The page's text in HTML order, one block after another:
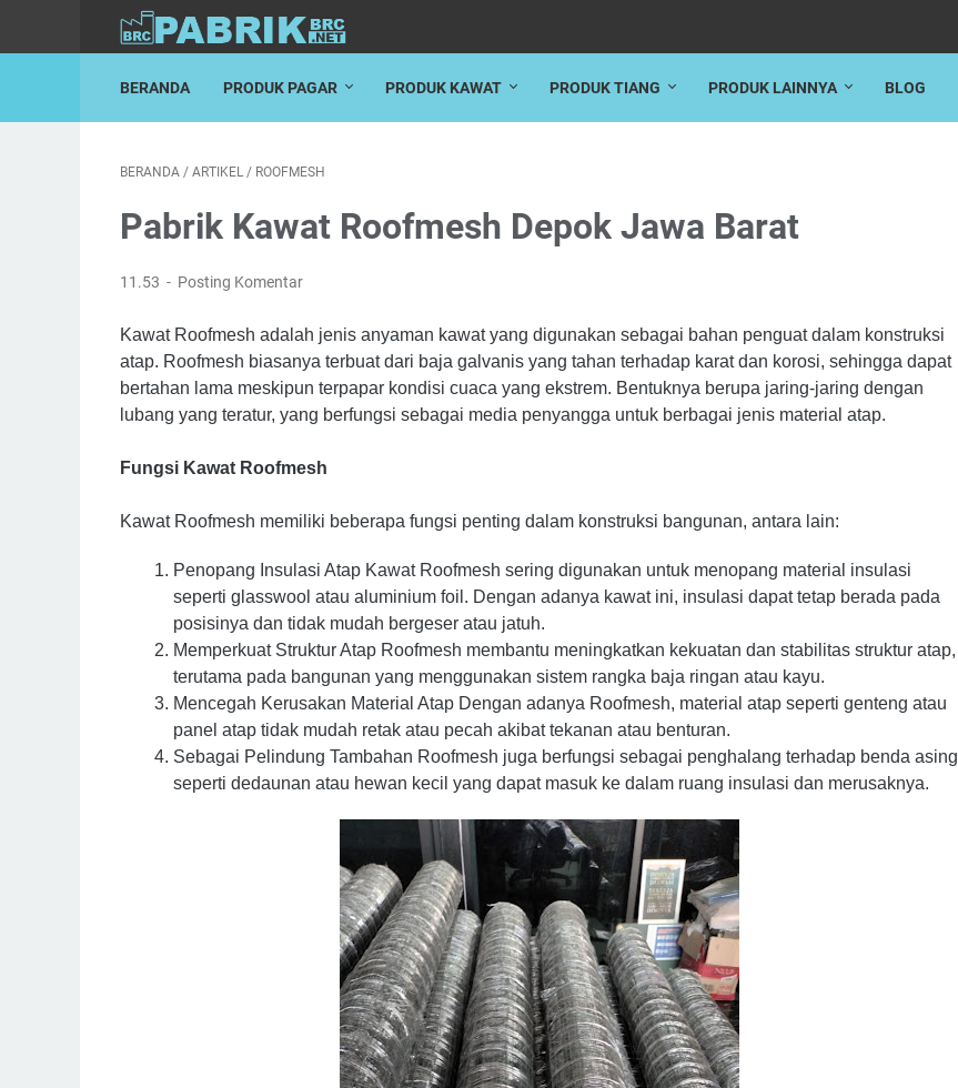
BERANDA PRODUK PAGAR PRODUK KAWAT PRODUK TIANG PRODUK LAINNYA BLOG
BERANDA / ARTIKEL / ROOFMESH
Pabrik Kawat Roofmesh Depok Jawa Barat
11.53 Posting Komentar
Kawat Roofmesh adalah jenis anyaman kawat yang digunakan sebagai bahan penguat dalam konstruksi
atap. Roofmesh biasanya terbuat dari baja galvanis yang tahan terhadap karat dan korosi, sehingga dapat
bertahan lama meskipun terpapar kondisi cuaca yang ekstrem. Bentuknya berupa jaring-jaring dengan
lubang yang teratur, yang berfungsi sebagai media penyangga untuk berbagai jenis material atap.
Fungsi Kawat Roofmesh
Kawat Roofmesh memiliki beberapa fungsi penting dalam konstruksi bangunan, antara lain:
Penopang Insulasi Atap Kawat Roofmesh sering digunakan untuk menopang material insulasi
seperti glasswool atau aluminium foil. Dengan adanya kawat ini, insulasi dapat tetap berada pada
posisinya dan tidak mudah bergeser atau jatuh.
Memperkuat Struktur Atap Roofmesh membantu meningkatkan kekuatan dan stabilitas struktur atap,
terutama pada bangunan yang menggunakan sistem rangka baja ringan atau kayu.
Mencegah Kerusakan Material Atap Dengan adanya Roofmesh, material atap seperti genteng atau
panel atap tidak mudah retak atau pecah akibat tekanan atau benturan.
Sebagai Pelindung Tambahan Roofmesh juga berfungsi sebagai penghalang terhadap benda asing
seperti dedaunan atau hewan kecil yang dapat masuk ke dalam ruang insulasi dan merusaknya.